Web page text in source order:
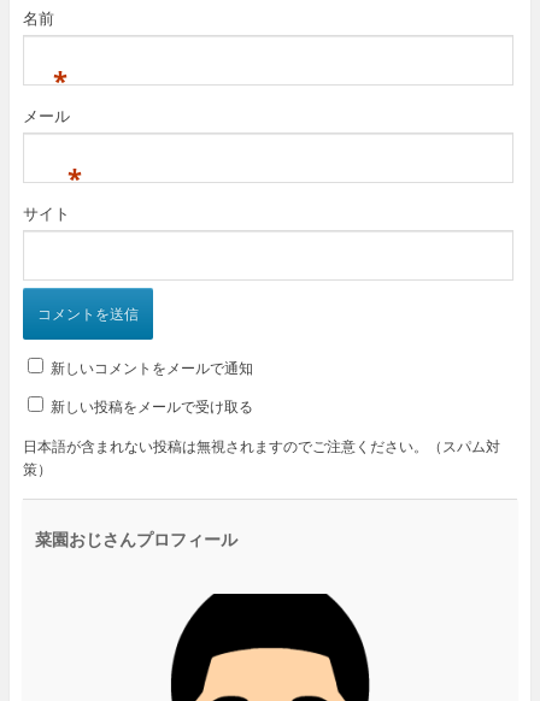
名前
*
メール
*
サイト
新しいコメントをメールで通知
新しい投稿をメールで受け取る
日本語が含まれない投稿は無視されますのでご注意ください。（スパム対
策）
菜園おじさんプロフィール